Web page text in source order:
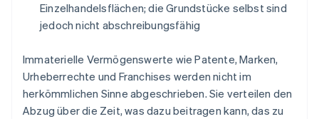
Einzelhandelsflächen; die Grundstücke selbst sind
jedoch nicht abschreibungsfähig
Immaterielle Vermögenswerte wie Patente, Marken,
Urheberrechte und Franchises werden nicht im
herkömmlichen Sinne abgeschrieben. Sie verteilen den
Abzug über die Zeit, was dazu beitragen kann, das zu